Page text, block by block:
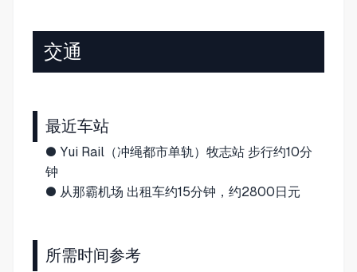
交通
最近车站
● Yui Rail（冲绳都市单轨）牧志站 步行约10分
钟
● 从那霸机场 出租车约15分钟，约2800日元
所需时间参考